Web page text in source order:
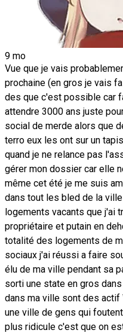
9 mo
Vue que je vais
prochaine (en gros je vais
des que c'est possible car
attendre 3000 ans juste
social de merde alors que
terro eux les ont sur un
quand je ne relance pas
gérer mon dossier car elle
même cet été je me suis
dans tout les bled de la
logements vacants que j'ai
propriétaire et putain en
totalité des logements de
sociaux j'ai réussi a faire
élu de ma ville pendant sa
sorti une state en gros
dans ma ville sont des
une ville de gens qui
plus ridicule c'est que on